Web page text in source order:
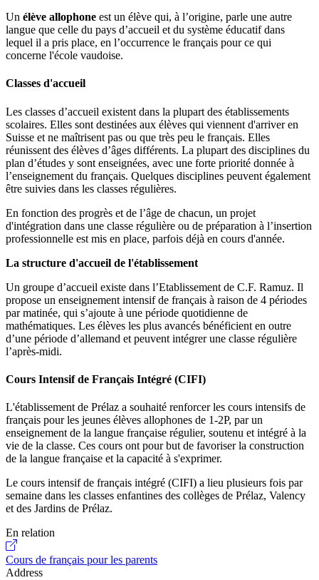
Un élève allophone est un élève qui, à l’origine, parle une autre
langue que celle du pays d’accueil et du système éducatif dans
lequel il a pris place, en l’occurrence le français pour ce qui
concerne l'école vaudoise.
Classes d'accueil
Les classes d’accueil existent dans la plupart des établissements
scolaires. Elles sont destinées aux élèves qui viennent d'arriver en
Suisse et ne maîtrisent pas ou que très peu le français. Elles
réunissent des élèves d’âges différents. La plupart des disciplines du
plan d’études y sont enseignées, avec une forte priorité donnée à
l’enseignement du français. Quelques disciplines peuvent également
être suivies dans les classes régulières.
En fonction des progrès et de l’âge de chacun, un projet
d'intégration dans une classe régulière ou de préparation à l’insertion
professionnelle est mis en place, parfois déjà en cours d'année.
La structure d'accueil de l'établissement
Un groupe d’accueil existe dans l’Etablissement de C.F. Ramuz. Il
propose un enseignement intensif de français à raison de 4 périodes
par matinée, qui s’ajoute à une période quotidienne de
mathématiques. Les élèves les plus avancés bénéficient en outre
d’une période d’allemand et peuvent intégrer une classe régulière
l’après-midi.
Cours Intensif de Français Intégré (CIFI)
L'établissement de Prélaz a souhaité renforcer les cours intensifs de
français pour les jeunes élèves allophones de 1-2P, par un
enseignement de la langue française régulier, soutenu et intégré à la
vie de la classe. Ces cours ont pour but de favoriser la construction
de la langue française et la capacité à s'exprimer.
Le cours intensif de français intégré (CIFI) a lieu plusieurs fois par
semaine dans les classes enfantines des collèges de Prélaz, Valency
et des Jardins de Prélaz.
En relation
Cours de français pour les parents
Address